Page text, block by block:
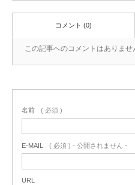
コメント (0)
この記事へのコメントはありませ
名前 ( 必須 )
E-MAIL ( 必須 ) - 公開されません -
URL